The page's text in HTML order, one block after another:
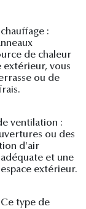
:
de chaleur
extérieur, vous
ou de
ventilation :
ou des
d'air
et une
extérieur.
type de